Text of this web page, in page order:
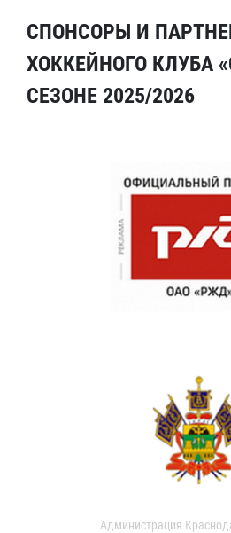
СПОНСОРЫ И
ХОККЕЙНОГО КЛУБА
СЕЗОНЕ 2025/2026
Администрация